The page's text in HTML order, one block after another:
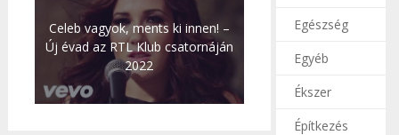
Celeb vagyok, ments ki innen! –
Új évad az RTL Klub csatornáján
2022
Egészség
Egyéb
Ékszer
Építkezés